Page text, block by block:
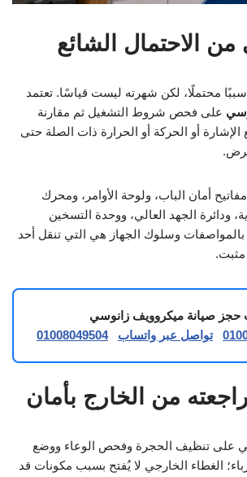
من الاحتمال الشائع
محتملًا، لكن شهرته ليست قياسًا. تعتمد
على فحص شروط التشغيل ثم مقارنة
الإشارة أو الحركة أو الحرارة ذات الصلة حتى
أمان الباب، ولوحة الأوامر، ومحرك
ودائرة الجهد العالي، ووحدة التسخين
بالمواصفات وسلوك الجهاز هي التي تنقل أحد
مثبت.
حجز صيانة ميكروويف زانوسي
تواصل عبر واتساب 01008049504
من الخارج بأمان
على تنظيف الحجرة وفحص الوعاء ووضع
الغطاء الخارجي لا يُفتح بسبب مكونات قد